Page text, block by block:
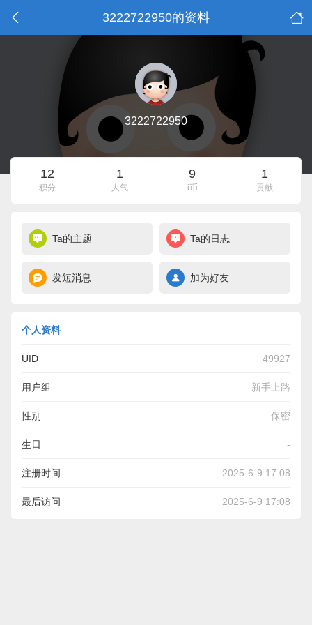
3222722950的资料
3222722950
12
积分
1
人气
9
i币
1
贡献
Ta的主题 Ta的日志
发短消息 加为好友
个人资料
UID 49927
用户组 新手上路
性别 保密
生日 -
注册时间 2025-6-9 17:08
最后访问 2025-6-9 17:08